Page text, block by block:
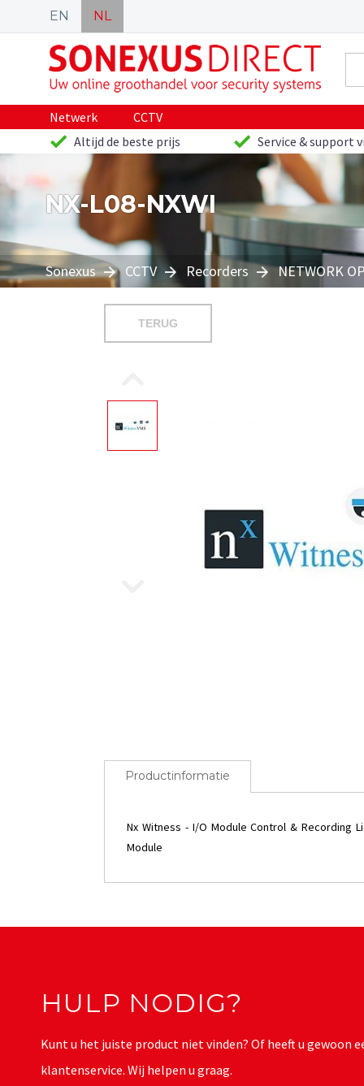
EN NL
Netwerk
CCTV
Altijd de beste prijs
Service & support
NX-L08-NXWI
Sonexus CCTV Recorders NETWORK
TERUG
Productinformatie
Nx Witness - I/O Module Control & Recording
Module
HULP NODIG?
Kunt u het juiste product niet vinden? Of heeft u gewoon
klantenservice. Wij helpen u graag.